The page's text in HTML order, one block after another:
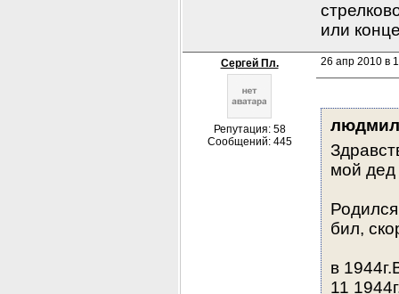
или
Сергей Пл.
Репутация: 58
Сообщений: 445
26 апр 2010 в
мой
бил,
в
11